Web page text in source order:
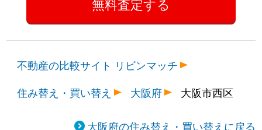
不動産の比較サイト リビンマッチ
住み替え・買い替え
大阪府 大阪市西区
大阪府の住み替え・買い替えに戻る